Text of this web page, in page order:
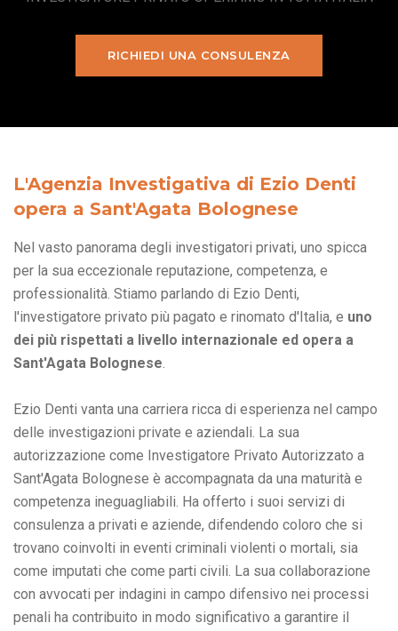
RICHIEDI UNA CONSULENZA
L'Agenzia Investigativa di Ezio Denti
opera a Sant'Agata Bolognese
Nel vasto panorama degli investigatori privati, uno spicca
per la sua eccezionale reputazione, competenza, e
professionalità. Stiamo parlando di Ezio Denti,
l'investigatore privato più pagato e rinomato d'Italia, e uno
dei più rispettati a livello internazionale ed opera a
Sant'Agata Bolognese.
Ezio Denti vanta una carriera ricca di esperienza nel campo
delle investigazioni private e aziendali. La sua
autorizzazione come Investigatore Privato Autorizzato a
Sant'Agata Bolognese è accompagnata da una maturità e
competenza ineguagliabili. Ha offerto i suoi servizi di
consulenza a privati e aziende, difendendo coloro che si
trovano coinvolti in eventi criminali violenti o mortali, sia
come imputati che come parti civili. La sua collaborazione
con avvocati per indagini in campo difensivo nei processi
penali ha contribuito in modo significativo a garantire il